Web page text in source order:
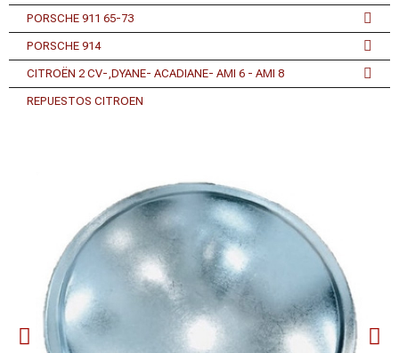
PORSCHE 911 65-73
PORSCHE 914
CITROËN 2 CV-,DYANE- ACADIANE- AMI 6 - AMI 8
REPUESTOS CITROEN